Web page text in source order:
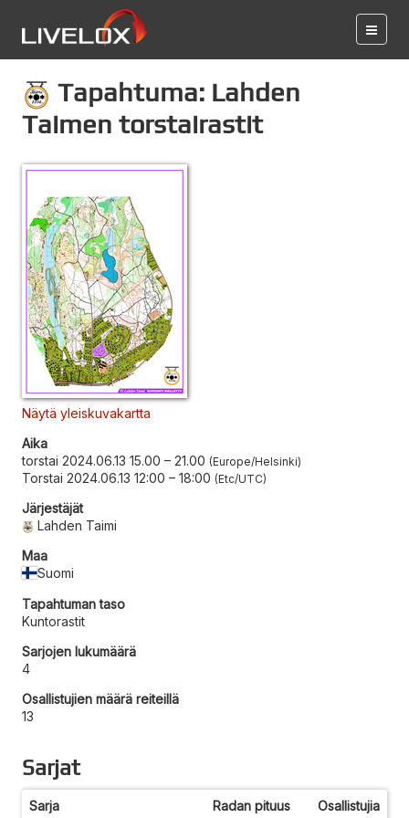
Tapahtuma: Lahden
Taimen torstairastit
Näytä yleiskuvakartta
Aika
torstai 2024.06.13 15.00 – 21.00 Europe/Helsinki
Torstai 2024.06.13 12:00 – 18:00 Etc/UTC
Järjestäjät
Lahden Taimi
Maa
Suomi
Tapahtuman taso
Kuntorastit
Sarjojen lukumäärä
4
Osallistujien määrä reiteillä
13
Sarjat
Sarja Radan pituus Osallistujia